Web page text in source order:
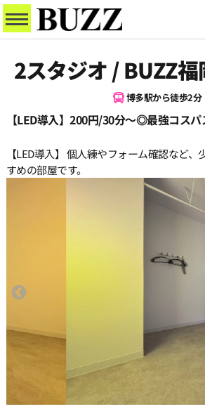
2スタジオ / BUZZ
博多駅から徒歩2分
【LED導入】200円/30分〜◎最強コスパ
【LED導入】 個人練やフォーム確認など
すめの部屋です。